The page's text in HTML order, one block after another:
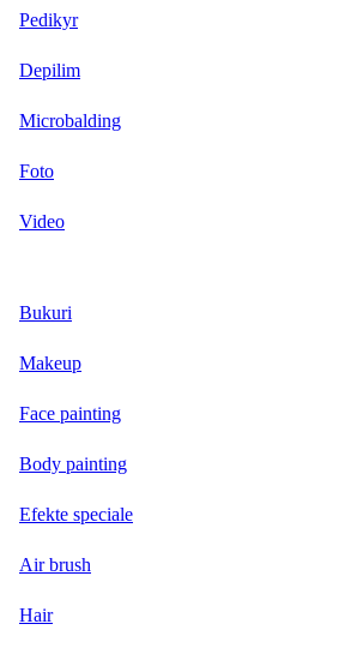
pedikyr
depilim
microbalding
foto
video
bukuri
makeup
face painting
body painting
efekte speciale
air brush
hair